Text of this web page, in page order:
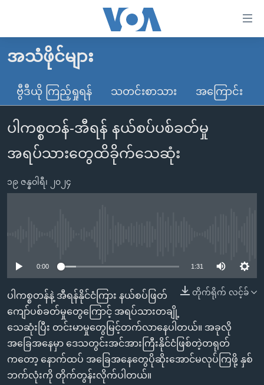
လွယ်ကူ
သည့်
Link
များ
ပင်မ
သို့
စာမျက်နှာ
သို့
ကျော်
ကြည့်
ရန်
ရှာဖွေ
မူလစာမျက်နှာ
မြန်မာ
ကမ္ဘာ့သတင်းများ
နိုင်ငံတကာ
အမေရိကန်
အစ္စရေး-ပါလက်စတိုင်း
ဗွီဒီယို
သတင်းလွတ်လပ်ခွင့်
ရပ်ဝန်းတခု လမ်းတခု အလွန်
အင်္ဂလိပ်စာလေ့လာမယ်
ဗွီအိုအေ လူမှုကွန်ယက်များ
ဘာသာစကားများ
အသံဖိုင်များ
ဗွီဒီယို ကြည့်ရှုရန် သတင်းစာသား အကြောင်း
ပါကစ္စတန်-အီရန် နယ်စပ်ပစ်ခတ်မှု
အရပ်သားတွေထိခိုက်သေဆုံး
၁၉ ဇန္နဝါရီ၊ ၂၀၂၄
0:00 1:31
တိုက်ရိုက် လင့်ခ်
ပါကစ္စတန်နဲ့ အီရန်နိုင်ငံကြား နယ်စပ်ဖြတ်
ကျော်ပစ်ခတ်မှုတွေကြောင့် အရပ်သားတချို့
သေဆုံးပြီး တင်းမာမှုတွေမြင့်တက်လာနေပါတယ်။ အခုလို
အခြေအနေမှာ ဒေသတွင်းအင်အားကြီးနိုင်ငံဖြစ်တဲ့တရုတ်
ကတော့ နောက်ထပ် အခြေအနေတွေပိုဆိုးအောင်မလုပ်ကြဖို့ နှစ်
ဘက်လုံးကို တိုက်တွန်းလိုက်ပါတယ်။